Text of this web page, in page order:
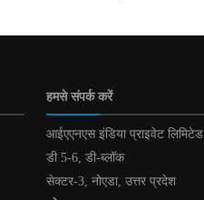
हमसे संपर्क करें
आईएएनएस इंडिया प्राइवेट लिमिटेड
डी 5-6, डी-ब्लॉक
सेक्टर-3, नोएडा, उत्तर प्रदेश